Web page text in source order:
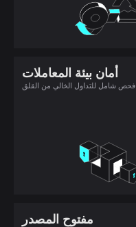
أمان بيئة المعاملات
فحص شامل للتداول الخالي من القلق
مفتوح المصدر